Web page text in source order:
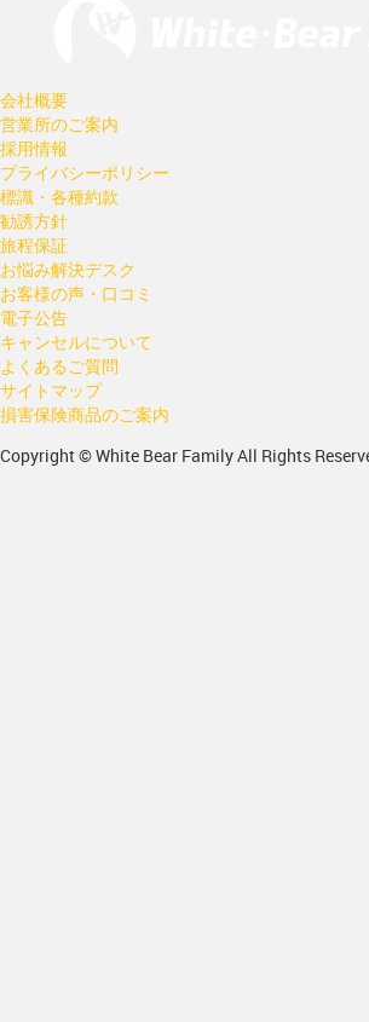
会社概要
営業所のご案内
採用情報
プライバシーポリシー
標識・各種約款
勧誘方針
旅程保証
お悩み解決デスク
お客様の声・口コミ
電子公告
キャンセルについて
よくあるご質問
サイトマップ
損害保険商品のご案内
Copyright © White Bear Family All Rights